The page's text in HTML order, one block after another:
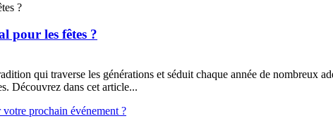
?
pour les fêtes ?
qui traverse les générations et séduit chaque année de nombreux
Découvrez dans cet article...